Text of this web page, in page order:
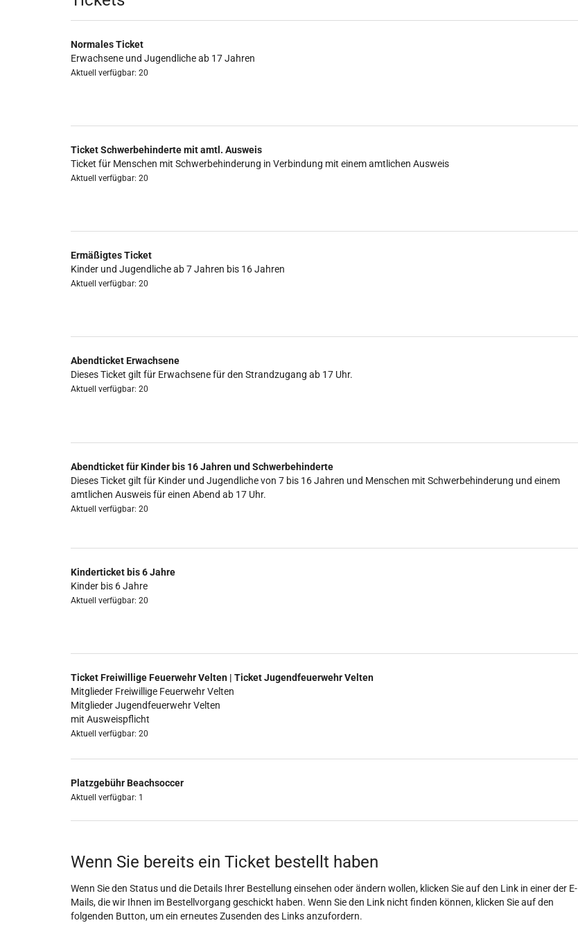
Normales Ticket
Erwachsene und Jugendliche ab 17 Jahren
Aktuell verfügbar: 20
Ticket Schwerbehinderte mit amtl. Ausweis
Ticket für Menschen mit Schwerbehinderung in Verbindung mit einem amtlichen Ausweis
Aktuell verfügbar: 20
Ermäßigtes Ticket
Kinder und Jugendliche ab 7 Jahren bis 16 Jahren
Aktuell verfügbar: 20
Abendticket Erwachsene
Dieses Ticket gilt für Erwachsene für den Strandzugang ab 17 Uhr.
Aktuell verfügbar: 20
Abendticket für Kinder bis 16 Jahren und Schwerbehinderte
Dieses Ticket gilt für Kinder und Jugendliche von 7 bis 16 Jahren und Menschen mit Schwerbehinderung und einem
amtlichen Ausweis für einen Abend ab 17 Uhr.
Aktuell verfügbar: 20
Kinderticket bis 6 Jahre
Kinder bis 6 Jahre
Aktuell verfügbar: 20
Ticket Freiwillige Feuerwehr Velten | Ticket Jugendfeuerwehr Velten
Mitglieder Freiwillige Feuerwehr Velten
Mitglieder Jugendfeuerwehr Velten
mit Ausweispflicht
Aktuell verfügbar: 20
Platzgebühr Beachsoccer
Aktuell verfügbar: 1
Wenn Sie bereits ein Ticket bestellt haben
Wenn Sie den Status und die Details Ihrer Bestellung einsehen oder ändern wollen, klicken Sie auf den Link in einer der E-
Mails, die wir Ihnen im Bestellvorgang geschickt haben. Wenn Sie den Link nicht finden können, klicken Sie auf den
folgenden Button, um ein erneutes Zusenden des Links anzufordern.